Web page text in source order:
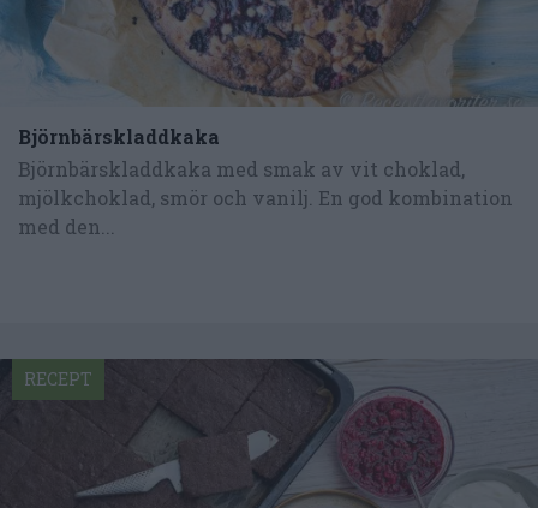
Björnbärskladdkaka
Björnbärskladdkaka med smak av vit choklad,
mjölkchoklad, smör och vanilj. En god kombination
med den...
RECEPT